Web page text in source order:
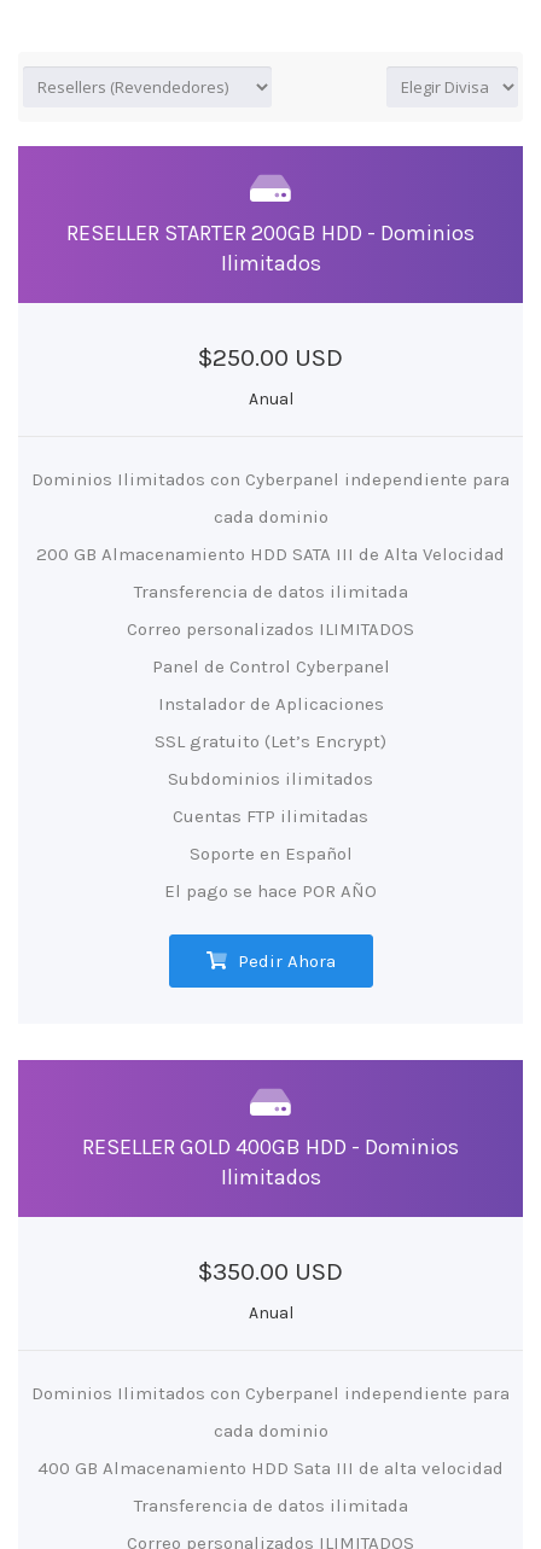
RESELLER STARTER 200GB HDD - Dominios
Ilimitados
$250.00 USD
Anual
Dominios Ilimitados con Cyberpanel independiente para
cada dominio
200 GB Almacenamiento HDD SATA III de Alta Velocidad
Transferencia de datos ilimitada
Correo personalizados ILIMITADOS
Panel de Control Cyberpanel
Instalador de Aplicaciones
SSL gratuito (Let’s Encrypt)
Subdominios ilimitados
Cuentas FTP ilimitadas
Soporte en Español
El pago se hace POR AÑO
Pedir Ahora
RESELLER GOLD 400GB HDD - Dominios
Ilimitados
$350.00 USD
Anual
Dominios Ilimitados con Cyberpanel independiente para
cada dominio
400 GB Almacenamiento HDD Sata III de alta velocidad
Transferencia de datos ilimitada
Correo personalizados ILIMITADOS